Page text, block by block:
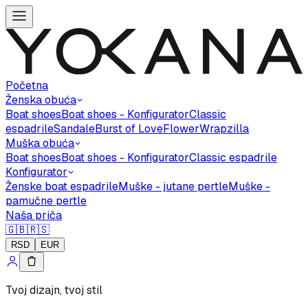
Početna
Ženska obuća
Boat shoesBoat shoes - KonfiguratorClassic
espadrileSandaleBurst of LoveFlowerWrapzilla
Muška obuća
Boat shoesBoat shoes - KonfiguratorClassic espadrile
Konfigurator
Ženske boat espadrileMuške - jutane pertleMuške -
pamučne pertle
Naša priča
🇬🇧🇷🇸
RSD EUR
Tvoj dizajn, tvoj stil